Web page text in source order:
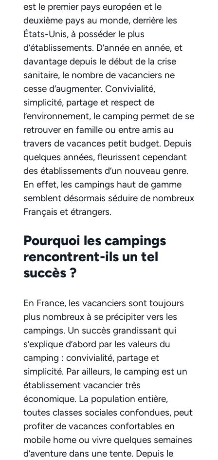
est le premier pays européen et le
deuxième pays au monde, derrière les
États-Unis, à posséder le plus
d’établissements. D’année en année, et
davantage depuis le début de la crise
sanitaire, le nombre de vacanciers ne
cesse d’augmenter. Convivialité,
simplicité, partage et respect de
l’environnement, le camping permet de se
retrouver en famille ou entre amis au
travers de vacances petit budget. Depuis
quelques années, fleurissent cependant
des établissements d’un nouveau genre.
En effet, les campings haut de gamme
semblent désormais séduire de nombreux
Français et étrangers.
Pourquoi les campings
rencontrent-ils un tel
succès ?
En France, les vacanciers sont toujours
plus nombreux à se précipiter vers les
campings. Un succès grandissant qui
s’explique d’abord par les valeurs du
camping : convivialité, partage et
simplicité. Par ailleurs, le camping est un
établissement vacancier très
économique. La population entière,
toutes classes sociales confondues, peut
profiter de vacances confortables en
mobile home ou vivre quelques semaines
d’aventure dans une tente. Depuis le